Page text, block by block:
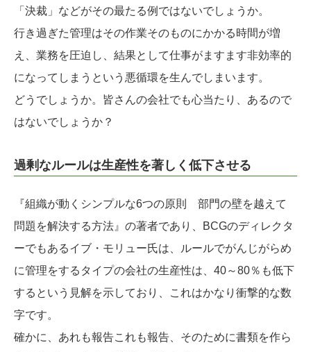
「決裁」などがその最たる例ではないでしょうか。
行き過ぎた管理はその作業そのものにかかる時間が増
え、業務を圧迫し、結果として仕事がますます非効率的
になってしまうという悪循環を生んでしまいます。
どうでしょうか。皆さんの会社でも心当たり、あるので
はないでしょうか？
過剰なルールは生産性を著しく低下させる
『組織が動くシンプルな6つの原則 部門の壁を越えて
問題を解決する方法』の著者であり、BCGのディレクタ
ーでもあるイブ・モリュー氏は、ルールでがんじがらめ
に管理をするタイプの会社の生産性は、40～80％も低下
するという見解を示しており、これはかなり衝撃的な数
字です。
確かに、あれも報告これも報告、そのために書類を作ら